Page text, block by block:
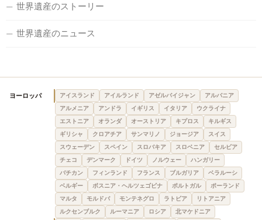
世界遺産のストーリー
世界遺産のニュース
ヨーロッパ アイスランド アイルランド アゼルバイジャン
アルバニア
アルメニア
アンドラ イギリス イタリア
ウクライナ
エストニア
オランダ オーストリア キプロス
キルギス
ギリシャ
クロアチア サンマリノ ジョージア
スイス
スウェーデン
スペイン スロバキア スロベニア
セルビア
チェコ
デンマーク ドイツ ノルウェー
ハンガリー
バチカン
フィンランド フランス ブルガリア
ベラルーシ
ベルギー
ボスニア・ヘルツェゴビナ ポルトガル
ポーランド
マルタ
モルドバ モンテネグロ ラトビア
リトアニア
ルクセンブルク
ルーマニア ロシア 北マケドニア